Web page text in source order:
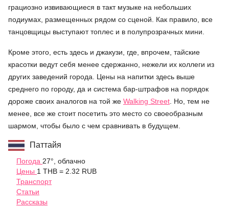
грациозно извивающиеся в такт музыке на небольших
подиумах, размещенных рядом со сценой. Как правило, все
танцовщицы выступают топлес и в полупрозрачных мини.
Кроме этого, есть здесь и джакузи, где, впрочем, тайские
красотки ведут себя менее сдержанно, нежели их коллеги из
других заведений города. Цены на напитки здесь выше
среднего по городу, да и система бар-штрафов на порядок
дороже своих аналогов на той же Walking Street. Но, тем не
менее, все же стоит посетить это место со своеобразным
шармом, чтобы было с чем сравнивать в будущем.
Паттайя
Погода 27°, облачно
Цены 1 THB = 2.32 RUB
Транспорт
Статьи
Рассказы